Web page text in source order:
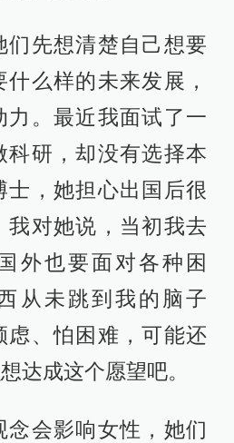
们先想清楚自己想要
么样的未来发展，
力。最近我面试了一
科研，却没有选择本
士，她担心出国后很
我对她说，当初我去
外也要面对各种困
从未跳到我的脑子
虑、怕困难，可能还
达成这个愿望吧。
念会影响女性，她们